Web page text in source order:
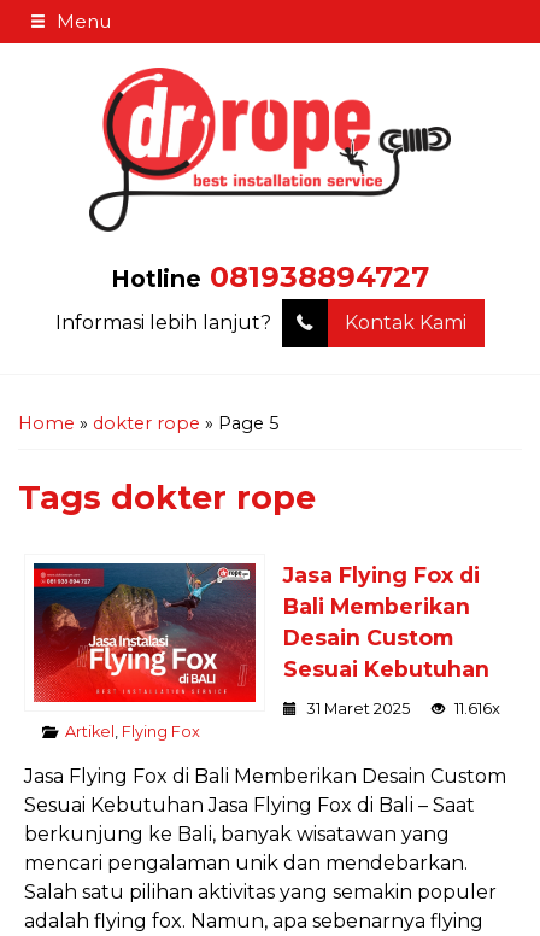
Menu
Hotline 081938894727
Informasi lebih lanjut? Kontak Kami
Home » dokter rope » Page 5
Tags dokter rope
Jasa Flying Fox di
Bali Memberikan
Desain Custom
Sesuai Kebutuhan
31 Maret 2025
11.616x
Artikel
Flying Fox
Jasa Flying Fox di Bali Memberikan Desain Custom
Sesuai Kebutuhan Jasa Flying Fox di Bali – Saat
berkunjung ke Bali, banyak wisatawan yang
mencari pengalaman unik dan mendebarkan.
Salah satu pilihan aktivitas yang semakin populer
adalah flying fox. Namun, apa sebenarnya flying